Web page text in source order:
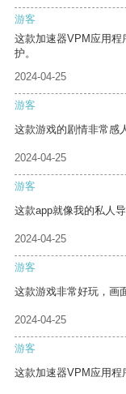
游客
这款加速器VPM应用程
护。
2024-04-25
游客
这款游戏的剧情非常感
2024-04-25
游客
这款app就像我的私人
2024-04-25
游客
这款游戏非常好玩，画
2024-04-25
游客
这款加速器VPM应用程